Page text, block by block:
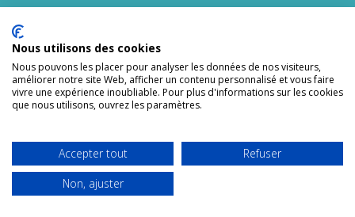
Coup De Propre spécialiste en nettoyage syndrome de
diogène sur Aubagne et expert en insalubrité intervient sur la
en état après syndrome de diogène.
Le nom « syndrome de Diogène », adopté en 1975, fait
référence à Diogène de Sinope ou Diogène le Cynique,
Nous utilisons des cookies
Nous pouvons les placer pour analyser les données de nos visiteurs,
améliorer notre site Web, afficher un contenu personnalisé et vous faire
vivre une expérience inoubliable. Pour plus d'informations sur les cookies
que nous utilisons, ouvrez les paramètres.
Accepter tout
Refuser
Non, ajuster